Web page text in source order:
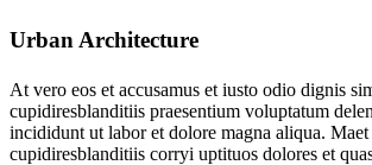
Urban Architecture
At vero eos et accusamus et iusto odio dignis
cupidiresblanditiis praesentium voluptatum
incididunt ut labor et dolore magna aliqua.
cupidiresblanditiis corryi uptituos dolores et